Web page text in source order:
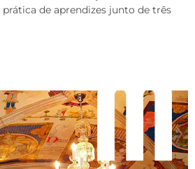
de aprendizes junto de três